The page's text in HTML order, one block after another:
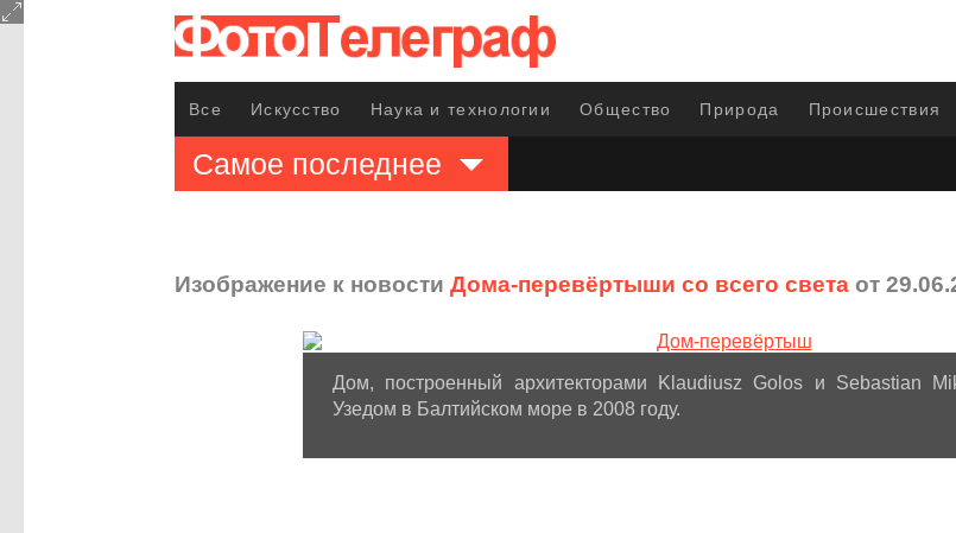
Все Искусство Наука и технологии Общество Природа Происшествия
Самое последнее
Изображение к новости Дома-перевёртыши со всего света от
Дом, построенный архитекторами Klaudiusz Golos и Sebastian
Узедом в Балтийском море в 2008 году.